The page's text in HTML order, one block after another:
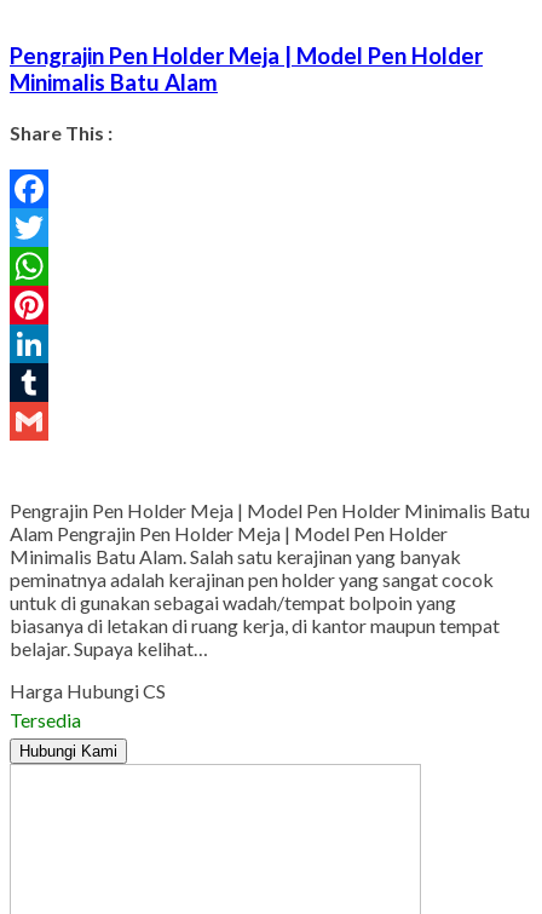
Pengrajin Pen Holder Meja | Model Pen Holder
Minimalis Batu Alam
Share This :
Facebook
Twitter
WhatsApp
Pinterest
LinkedIn
Tumblr
Pengrajin Pen Holder Meja | Model Pen Holder Minimalis Batu
Alam Pengrajin Pen Holder Meja | Model Pen Holder
Minimalis Batu Alam. Salah satu kerajinan yang banyak
peminatnya adalah kerajinan pen holder yang sangat cocok
untuk di gunakan sebagai wadah/tempat bolpoin yang
biasanya di letakan di ruang kerja, di kantor maupun tempat
belajar. Supaya kelihat…
Harga Hubungi CS
Tersedia
Hubungi Kami